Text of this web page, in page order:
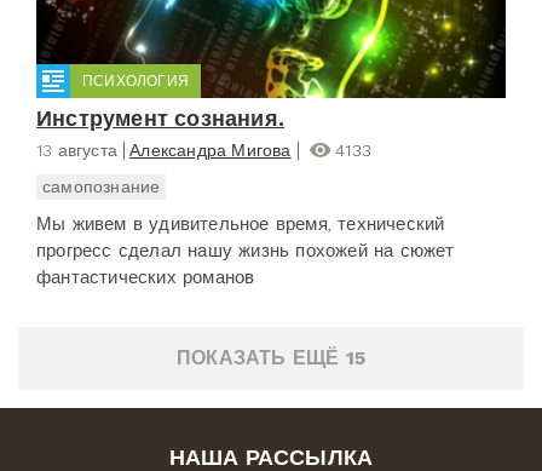
ПСИХОЛОГИЯ
Инструмент сознания.
13 августа Александра Мигова
4133
самопознание
Мы живем в удивительное время, технический
прогресс сделал нашу жизнь похожей на сюжет
фантастических романов
ПОКАЗАТЬ ЕЩЁ 15
НАША РАССЫЛКА